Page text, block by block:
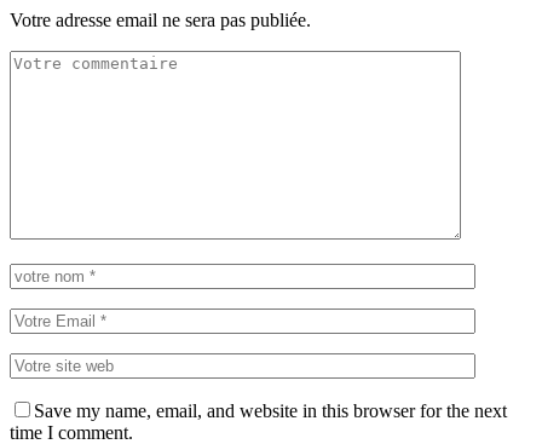
Votre adresse email ne sera pas publiée.
Save my name, email, and website in this browser for the next
time I comment.